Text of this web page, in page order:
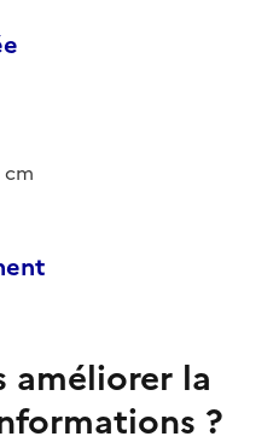
cm
améliorer la
?